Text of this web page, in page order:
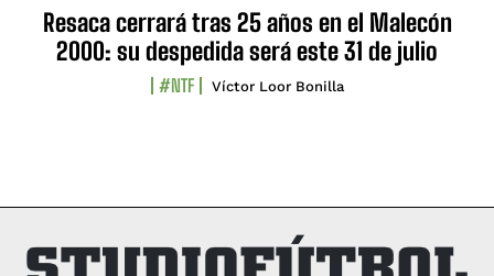
Resaca cerrará tras 25 años en el Malecón
2000: su despedida será este 31 de julio
#NTF Víctor Loor Bonilla